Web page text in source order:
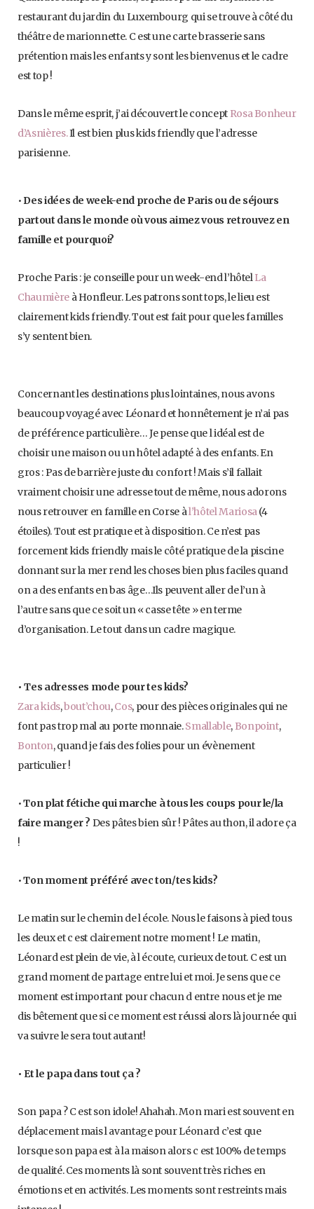
restaurant du jardin du Luxembourg qui se trouve à côté du
théâtre de marionnette. C est une carte brasserie sans
prétention mais les enfants y sont les bienvenus et le cadre
est top !
Dans le même esprit, j’ai découvert le concept Rosa Bonheur
d’Asnières.Il est bien plus kids friendly que l’adresse
parisienne.
• Des idées de week-end proche de Paris ou de séjours
partout dans le monde où vous aimez vous retrouvez en
famille et pourquoi?
Proche Paris : je conseille pour un week-end l’hôtelLa
Chaumièreà Honfleur. Les patrons sont tops, le lieu est
clairement kids friendly. Tout est fait pour que les familles
s’y sentent bien.
Concernant les destinations plus lointaines, nous avons
beaucoup voyagé avec Léonard et honnêtement je n’ai pas
de préférence particulière… Je pense que l idéal est de
choisir une maison ou un hôtel adapté à des enfants. En
gros : Pas de barrière juste du confort ! Mais s’il fallait
vraiment choisir une adresse tout de même, nous adorons
nous retrouver en famille en Corse àl’hôtel Mariosa(4
étoiles). Tout est pratique et à disposition. Ce n’est pas
forcement kids friendly mais le côté pratique de la piscine
donnant sur la mer rend les choses bien plus faciles quand
on a des enfants en bas âge…Ils peuvent aller de l’un à
l’autre sans que ce soit un « casse tête » en terme
d’organisation. Le tout dans un cadre magique.
• Tes adresses mode pour tes kids?
Zara kids,bout’chou,Cos, pour des pièces originales qui ne
font pas trop mal au porte monnaie.Smallable, Bonpoint,
Bonton, quand je fais des folies pour un évènement
particulier !
•Ton plat fétiche qui marche à tous les coups pour le/la
faire manger ? Des pâtes bien sûr ! Pâtes au thon, il adore ça
!
•Ton moment préféré avec ton/tes kids?
Le matin sur le chemin de l école. Nous le faisons à pied tous
les deux et c est clairement notre moment ! Le matin,
Léonard est plein de vie, à l écoute, curieux de tout. C est un
grand moment de partage entre lui et moi. Je sens que ce
moment est important pour chacun d entre nous et je me
dis bêtement que si ce moment est réussi alors là journée qui
va suivre le sera tout autant!
• Et le papa dans tout ça ?
Son papa ? C est son idole! Ahahah. Mon mari est souvent en
déplacement mais l avantage pour Léonard c’est que
lorsque son papa est à la maison alors c est 100% de temps
de qualité. Ces moments là sont souvent très riches en
émotions et en activités. Les moments sont restreints mais